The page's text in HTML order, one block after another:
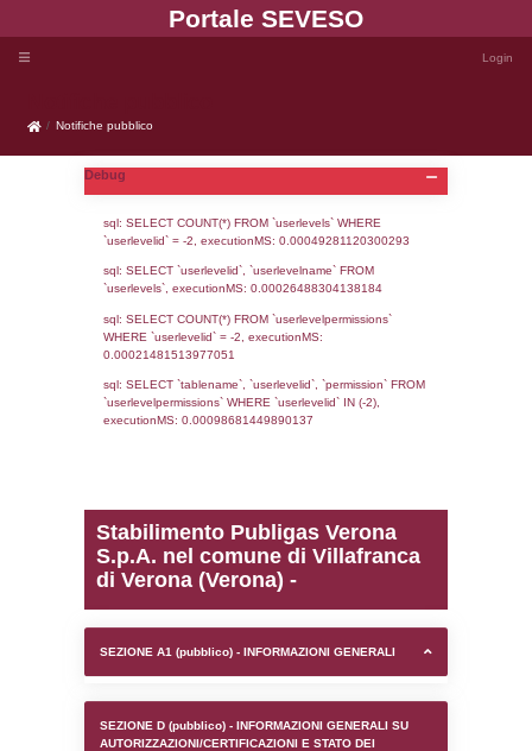
Portale
Notifiche pubblico
Notifiche pubblico
Debug
sql: SELECT COUNT(*) FROM `userlevels`
sql: SELECT `userlevelid`, `userlevelname`
0.00021481513977051
sql: SELECT `tablename`, `userlevelid`,
executionMS: 0.00098681449890137